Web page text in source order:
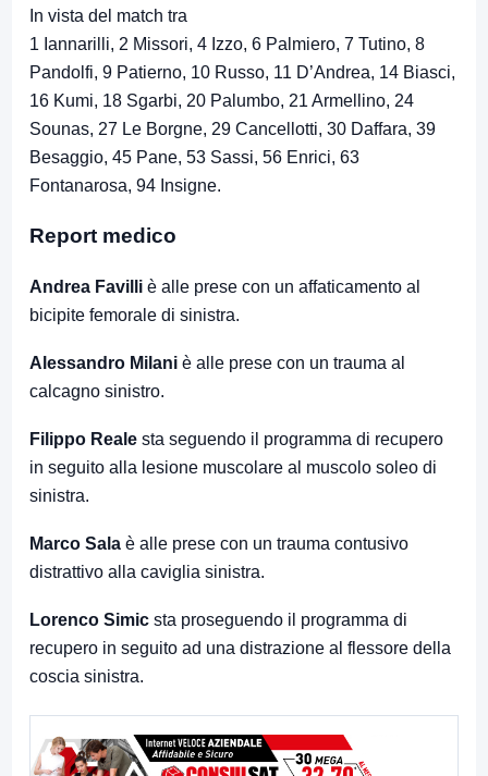
In vista del match tra
1 Iannarilli, 2 Missori, 4 Izzo, 6 Palmiero, 7 Tutino, 8
Pandolfi, 9 Patierno, 10 Russo, 11 D’Andrea, 14 Biasci,
16 Kumi, 18 Sgarbi, 20 Palumbo, 21 Armellino, 24
Sounas, 27 Le Borgne, 29 Cancellotti, 30 Daffara, 39
Besaggio, 45 Pane, 53 Sassi, 56 Enrici, 63
Fontanarosa, 94 Insigne.
Report medico
Andrea Favilli è alle prese con un affaticamento al
bicipite femorale di sinistra.
Alessandro Milani è alle prese con un trauma al
calcagno sinistro.
Filippo Reale sta seguendo il programma di recupero
in seguito alla lesione muscolare al muscolo soleo di
sinistra.
Marco Sala è alle prese con un trauma contusivo
distrattivo alla caviglia sinistra.
Lorenco Simic sta proseguendo il programma di
recupero in seguito ad una distrazione al flessore della
coscia sinistra.